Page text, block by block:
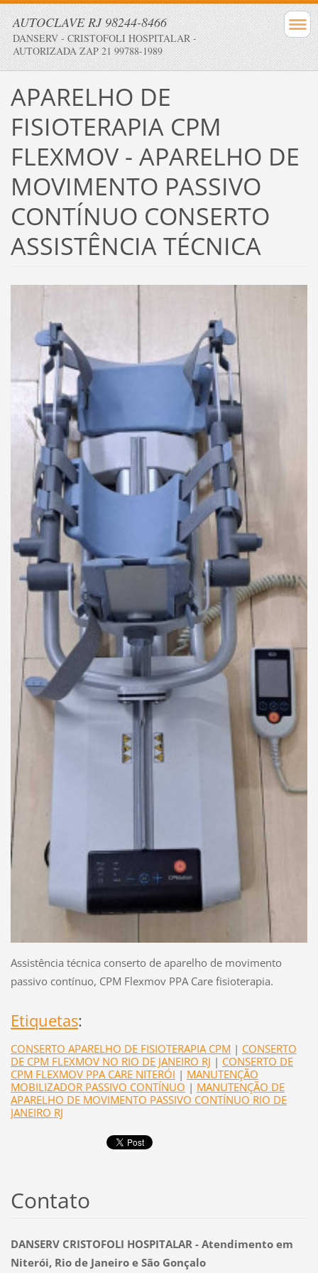
AUTOCLAVE RJ 98244-8466
DANSERV - CRISTOFOLI HOSPITALAR -
AUTORIZADA ZAP 21 99788-1989
APARELHO DE
FISIOTERAPIA CPM
FLEXMOV - APARELHO DE
MOVIMENTO PASSIVO
CONTÍNUO CONSERTO
ASSISTÊNCIA TÉCNICA
Assistência técnica conserto de aparelho de movimento
passivo contínuo, CPM Flexmov PPA Care fisioterapia.
Etiquetas:
CONSERTO APARELHO DE FISIOTERAPIA CPM | CONSERTO
DE CPM FLEXMOV NO RIO DE JANEIRO RJ | CONSERTO DE
CPM FLEXMOV PPA CARE NITERÓI | MANUTENÇÃO
MOBILIZADOR PASSIVO CONTÍNUO | MANUTENÇÃO DE
APARELHO DE MOVIMENTO PASSIVO CONTÍNUO RIO DE
JANEIRO RJ
Contato
DANSERV CRISTOFOLI HOSPITALAR - Atendimento em
Niterói, Rio de Janeiro e São Gonçalo